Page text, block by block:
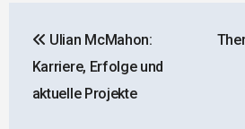
Ulian McMahon:
Karriere, Erfolge und
aktuelle Projekte